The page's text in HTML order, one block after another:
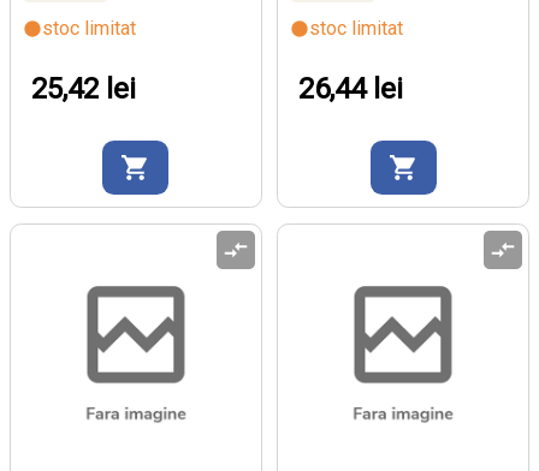
stoc limitat
25,42 lei
stoc limitat
26,44 lei